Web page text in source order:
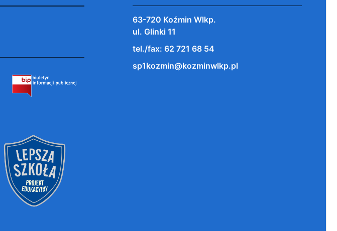
63-720 Koźmin Wlkp.
ul. Glinki 11
tel./fax: 62 721 68 54
sp1kozmin@kozminwlkp.pl